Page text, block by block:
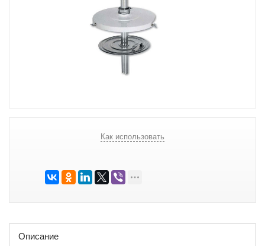
Как использовать
Описание